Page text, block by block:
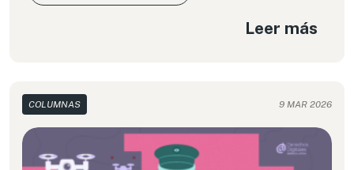
Leer más
COLUMNAS 9 MAR 2026